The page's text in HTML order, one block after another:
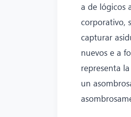
a de lógicos
corporativo,
capturar
nuevos e a
representa
un